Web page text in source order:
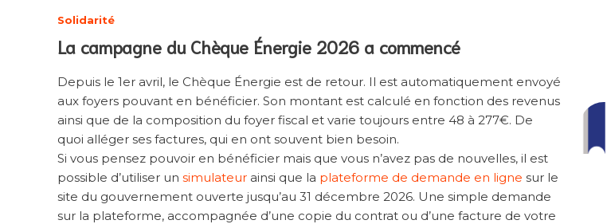
Solidarité
La campagne du Chèque Énergie 2026 a commencé
Depuis le 1er avril, le Chèque Énergie est de retour. Il est automatiquement envoyé
aux foyers pouvant en bénéficier. Son montant est calculé en fonction des revenus
ainsi que de la composition du foyer fiscal et varie toujours entre 48 à 277€. De
quoi alléger ses factures, qui en ont souvent bien besoin.
Si vous pensez pouvoir en bénéficier mais que vous n’avez pas de nouvelles, il est
possible d’utiliser un simulateur ainsi que la plateforme de demande en ligne sur le
site du gouvernement ouverte jusqu’au 31 décembre 2026. Une simple demande
sur la plateforme, accompagnée d’une copie du contrat ou d’une facture de votre